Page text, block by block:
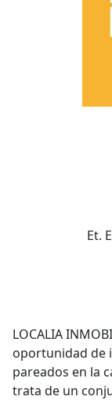
Et.
LOCALIA
oportunidad de
pareados en la
trata de un